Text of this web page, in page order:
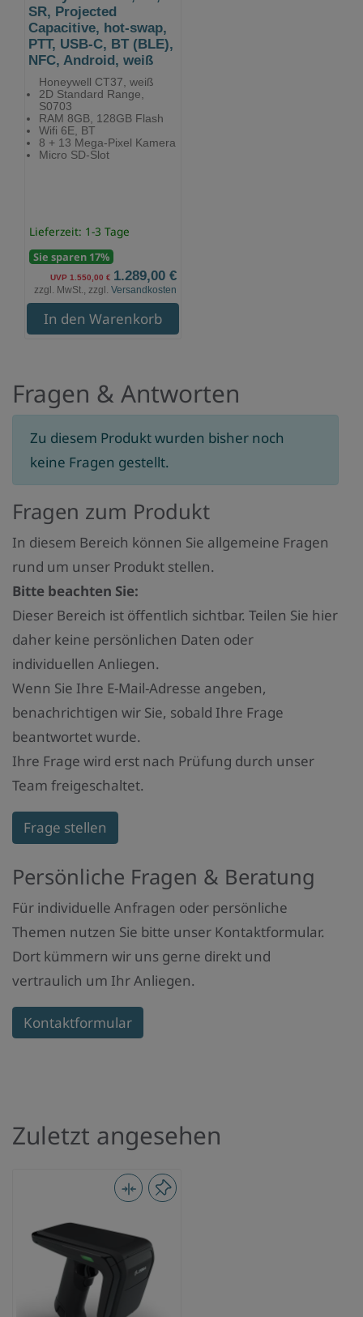
SR, Projected
Capacitive, hot-swap,
PTT, USB-C, BT (BLE),
NFC, Android, weiß
Honeywell CT37, weiß
2D Standard Range,
S0703
RAM 8GB, 128GB Flash
Wifi 6E, BT
8 + 13 Mega-Pixel Kamera
Micro SD-Slot
Lieferzeit: 1-3 Tage
Sie sparen 17%
UVP 1.550,00 € 1.289,00 €
zzgl. MwSt., zzgl. Versandkosten
In den Warenkorb
Fragen & Antworten
Zu diesem Produkt wurden bisher noch
keine Fragen gestellt.
Fragen zum Produkt
In diesem Bereich können Sie allgemeine Fragen
rund um unser Produkt stellen.
Bitte beachten Sie:
Dieser Bereich ist öffentlich sichtbar. Teilen Sie hier
daher keine persönlichen Daten oder
individuellen Anliegen.
Wenn Sie Ihre E-Mail-Adresse angeben,
benachrichtigen wir Sie, sobald Ihre Frage
beantwortet wurde.
Ihre Frage wird erst nach Prüfung durch unser
Team freigeschaltet.
Frage stellen
Persönliche Fragen & Beratung
Für individuelle Anfragen oder persönliche
Themen nutzen Sie bitte unser Kontaktformular.
Dort kümmern wir uns gerne direkt und
vertraulich um Ihr Anliegen.
Kontaktformular
Zuletzt angesehen